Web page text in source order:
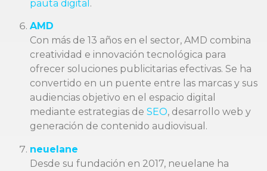
pauta digital .
AMD
Con más de 13 años en el sector, AMD combina
creatividad e innovación tecnológica para
ofrecer soluciones publicitarias efectivas. Se ha
convertido en un puente entre las marcas y sus
audiencias objetivo en el espacio digital
mediante estrategias de SEO, desarrollo web y
generación de contenido audiovisual.
neuelane
Desde su fundación en 2017, neuelane ha